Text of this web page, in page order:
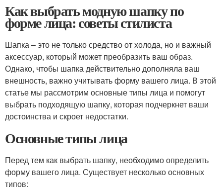
Как выбрать модную шапку по
форме лица: советы стилиста
Шапка – это не только средство от холода, но и важный
аксессуар, который может преобразить ваш образ.
Однако, чтобы шапка действительно дополняла ваш
внешность, важно учитывать форму вашего лица. В этой
статье мы рассмотрим основные типы лица и помогут
выбрать подходящую шапку, которая подчеркнет ваши
достоинства и скроет недостатки.
Основные типы лица
Перед тем как выбрать шапку, необходимо определить
форму вашего лица. Существует несколько основных
типов: